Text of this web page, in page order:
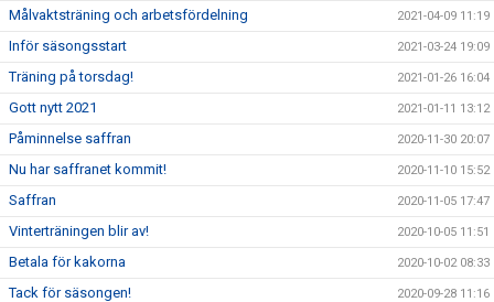
Målvaktsträning och arbetsfördelning 2021-04-09 11:19
Inför säsongsstart 2021-03-24 19:09
Träning på torsdag! 2021-01-26 16:04
Gott nytt 2021 2021-01-11 13:12
Påminnelse saffran 2020-11-30 20:07
Nu har saffranet kommit! 2020-11-10 15:52
Saffran 2020-11-05 17:47
Vinterträningen blir av! 2020-10-05 11:51
Betala för kakorna 2020-10-02 08:33
Tack för säsongen! 2020-09-28 11:16